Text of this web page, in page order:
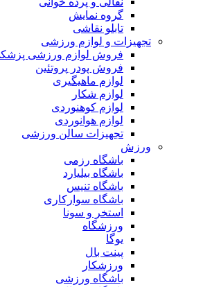
گروه نمایش
تابلو نقاشی
تجهیزات و لوازم ورزشی
فروش لوازم ورزشی
فروش پودر پروتئین
لوازم ماهیگیری
لوازم شکار
لوازم کوهنوردی
لوازم هوانوردی
تجهیزات سالن ورزشی
ورزش
باشگاه رزمی
باشگاه بیلیارد
باشگاه تنیس
باشگاه سوارکاری
استخر و سونا
ورزشگاه
یوگا
پینت بال
ورزشکار
باشگاه ورزشی